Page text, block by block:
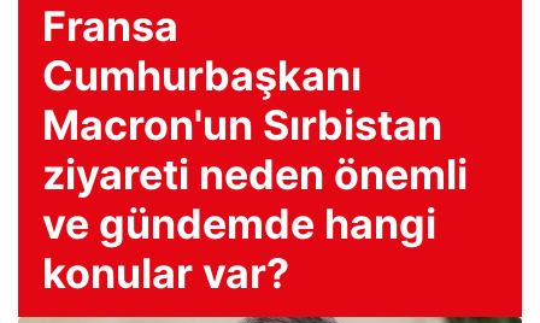
Fransa
Cumhurbaşkanı
Macron'un Sırbistan
ziyareti neden önemli
ve gündemde hangi
konular var?